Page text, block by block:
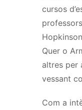
cursos
Quer o
altres per
vessant
Com a